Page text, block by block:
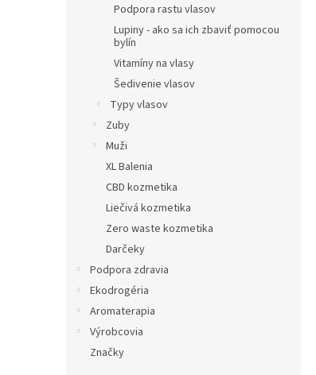
Podpora rastu vlasov
Lupiny - ako sa ich zbaviť pomocou
bylín
Vitamíny na vlasy
Šedivenie vlasov
Typy vlasov
Zuby
Muži
XL Balenia
CBD kozmetika
Liečivá kozmetika
Zero waste kozmetika
Darčeky
Podpora zdravia
Ekodrogéria
Aromaterapia
Výrobcovia
Značky